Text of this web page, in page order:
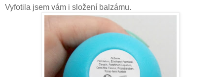
Vyfotila jsem vám i složení balzámu.